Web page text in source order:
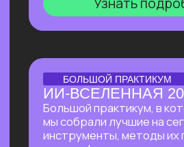
Нейросети 28
IT-профессии 16
Естественный интеллект 1
Высшее образование 2